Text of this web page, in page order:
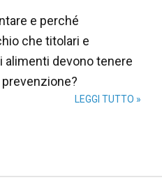
e perché
che titolari e
alimenti devono tenere
LEGGI TUTTO »